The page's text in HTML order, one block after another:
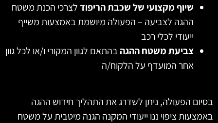
שיוף מקצועי של שכבת הריפודלצרכי הכנת משטח
ההגה לצביעה – הפעולה מיושמת באמצעות משייף
ייעודי לכלי רכב
צביעת משטח ההגה בהתאם לגוון המקורי ו/או לכל גוון
אחר המועדף על הלקוח/ה
בסיום הפעולה, ניתן לשדרג את התהליך חידוש ההגה
באמצעות ציפוי ננו ייעודי המקנה הגנה מיטבית על משטח